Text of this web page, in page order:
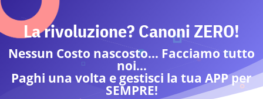
La rivoluzione? Canoni ZERO!
Nessun Costo nascosto… Facciamo tutto
noi…
Paghi una volta e gestisci la tua APP per
SEMPRE!